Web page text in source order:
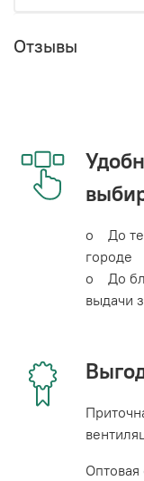
Отзывы
o До
городе
o До
выдачи